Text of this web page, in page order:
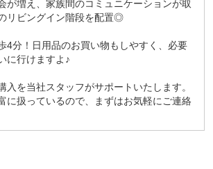
が増え、家族間のコミュニケーションが取
リビングイン階段を配置◎
4分！日用品のお買い物もしやすく、必要
に行けますよ♪
入を当社スタッフがサポートいたします。
に扱っているので、まずはお気軽にご連絡